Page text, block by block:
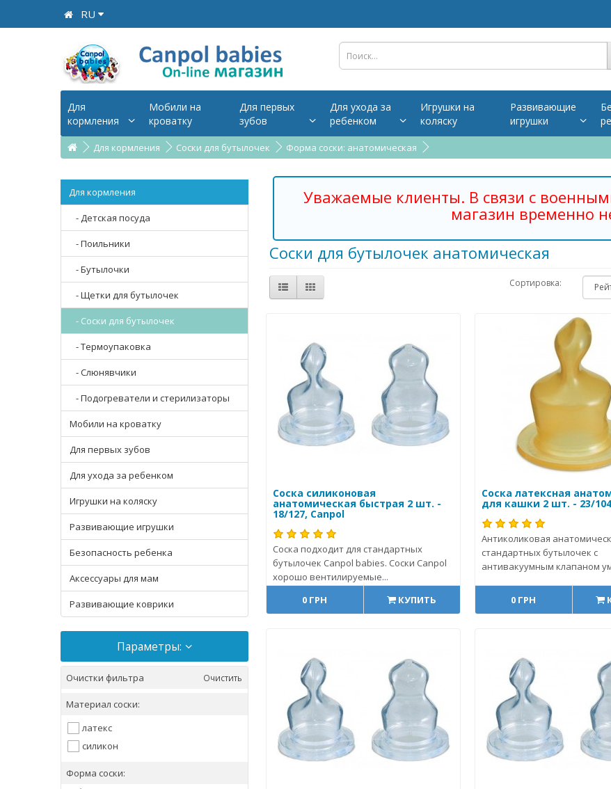
RU
Для
кормления
Мобили на
кроватку
Для первых
зубов
Для ухода за
ребенком
Игрушки на
коляску
Развивающие
игрушки
Для кормления Соски для бутылочек Форма соски: анатомическая
Для кормления
- Детская посуда
- Поильники
- Бутылочки
- Щетки для бутылочек
- Соски для бутылочек
- Термоупаковка
- Слюнявчики
- Подогреватели и стерилизаторы
Мобили на кроватку
Для первых зубов
Для ухода за ребенком
Игрушки на коляску
Развивающие игрушки
Безопасность ребенка
Аксессуары для мам
Развивающие коврики
Параметры:
Очистки фильтра Очистить
Материал соски:
латекс
силикон
Форма соски:
Уважаемые клиенты. В связи с
магазин временно
Соски для бутылочек анатомическая
Сортировка:
Соска силиконовая
анатомическая быстрая 2 шт. -
18/127, Canpol
Соска подходит для стандартных
бутылочек Canpol babies. Соски Canpol
хорошо вентилируемые...
0 ГРН
КУПИТЬ
Соска латексная
для кашки 2 шт. - 23/104
Антиколиковая
стандартных бутылочек с
антивакуумным клапаном
0 ГРН